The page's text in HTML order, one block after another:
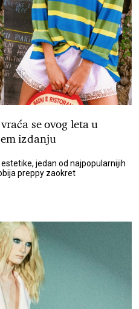
se ovog leta u
izdanju
jedan od najpopularnijih
preppy zaokret